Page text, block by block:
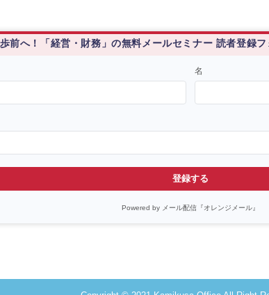
前へ！「経営・財務」の無料メールセミナー 読者登録フ
名
登録する
Powered by メール配信『オレンジメール』